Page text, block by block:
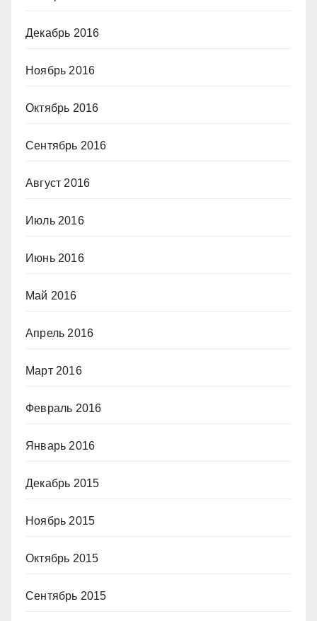
Декабрь 2016
Ноябрь 2016
Октябрь 2016
Сентябрь 2016
Август 2016
Июль 2016
Июнь 2016
Май 2016
Апрель 2016
Март 2016
Февраль 2016
Январь 2016
Декабрь 2015
Ноябрь 2015
Октябрь 2015
Сентябрь 2015